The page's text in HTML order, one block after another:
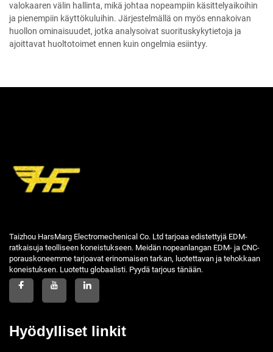
valokaaren välin hallinta, mikä johtaa nopeampiin käsittelyaikoihin
ja pienempiin käyttökuluihin. Järjestelmällä on myös ennakoivan
huollon ominaisuudet, jotka analysoivat suorituskykytietoja ja
ajoittavat huoltotoimet ennen kuin ongelmia esiintyy.
Taizhou HarsMarg Electromechenical Co. Ltd tarjoaa edistettyjä EDM-
ratkaisuja teolliseen koneistukseen. Meidän nopeanlangan EDM- ja CNC-
porauskoneemme tarjoavat erinomaisen tarkan, luotettavan ja tehokkaan
koneistuksen. Luotettu globaalisti. Pyydä tarjous tänään.
Hyödylliset linkit